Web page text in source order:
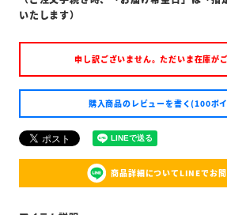
いたします）
申し訳ございません。ただいま在庫が
購入商品のレビューを書く(100ポ
商品詳細についてLINEでお